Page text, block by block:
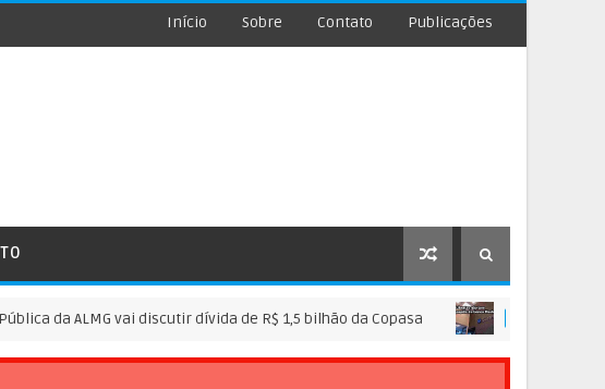
Início Sobre Contato Publicações
ALMG vai discutir dívida de R$ 1,5 bilhão da Copasa DESTAQUES